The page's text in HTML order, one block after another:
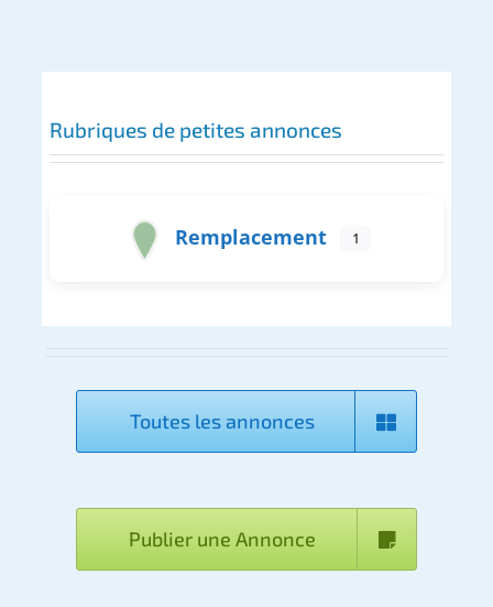
Rubriques de petites annonces
Remplacement 1
Toutes les annonces
Publier une Annonce